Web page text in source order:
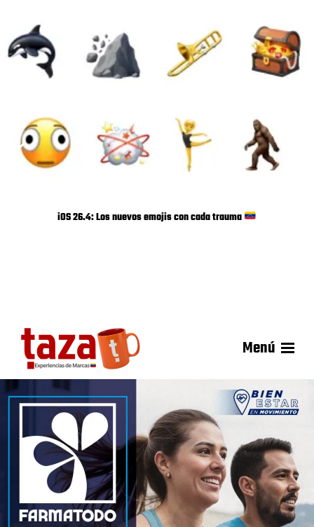
iOS 26.4: Los nuevos emojis con cada trauma
Menú